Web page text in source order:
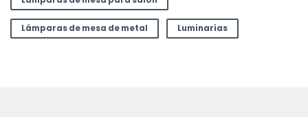
Lámparas de mesa de metal Luminarias